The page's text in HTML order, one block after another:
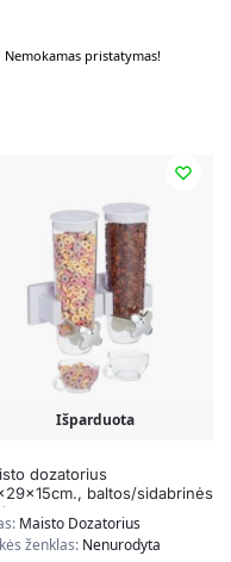
Nemokamas pristatymas!
Išparduota
dozatorius
baltos/sidabrinės
Maisto Dozatorius
ženklas: Nenurodyta